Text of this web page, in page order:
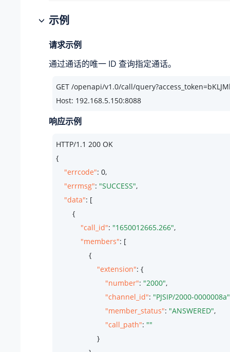
示例
请求示例
通过通话的唯一 ID 查询指定通话。
GET /openapi/v1.0/call/
Host: 192.168.5.150:8088
响应示例
HTTP/1.1 200 OK
{
"errcode": 0,
"errmsg": "SUCCESS",
"data": [
        {
"call_id": "1650012665.266",
"members": [
                {
"extension": {
"number": "2000",
"channel_id": "PJSIP/2000-0000008a"
"member_status": "ANSWERED",
"call_path": ""
                    }